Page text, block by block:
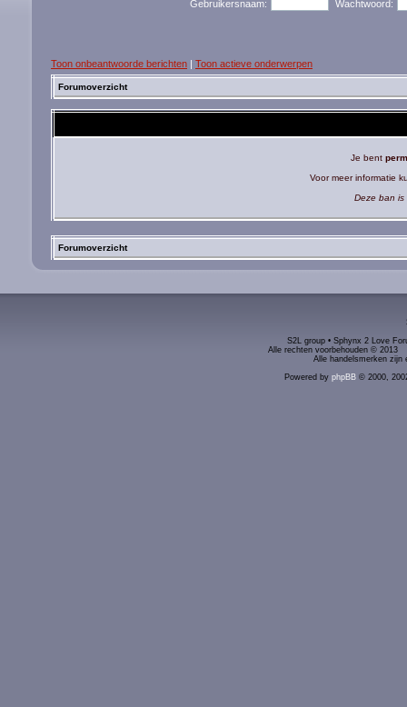
Gebruikersnaam: Wachtwoord:
Toon onbeantwoorde berichten | Toon actieve onderwerpen
Forumoverzicht
Je bent
Voor meer informatie
Deze ban is
Forumoverzicht
S2L group • Sphynx 2 Love
Alle rechten voorbehouden ©
Alle handelsmerken zijn
Powered by phpBB© 2000,